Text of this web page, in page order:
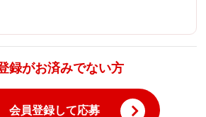
録がお済みでない方
会員登録して応募